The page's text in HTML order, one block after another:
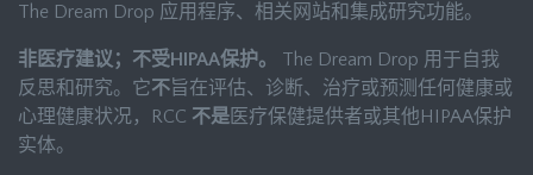
The Dream Drop 应用程序、相关网站和集成研究功能。
非医疗建议；不受HIPAA保护。
The Dream Drop 用于自我
反思和研究。它不旨在评估、诊断、治疗或预测任何健康或
心理健康状况，RCC 不是医疗保健提供者或其他HIPAA保护
实体。